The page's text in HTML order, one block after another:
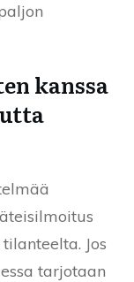
kanssa
Jos
tarjotaan